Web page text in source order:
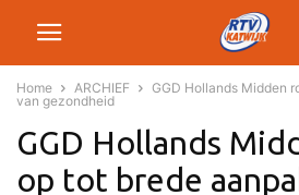
Home ARCHIEF
GGD Hollands Midden
van gezondheid
GGD Hollands
op tot brede